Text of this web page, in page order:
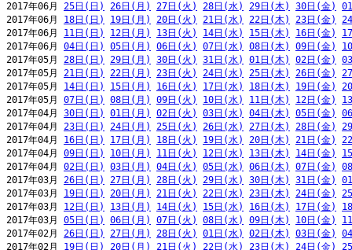
2017年06月 25日(日) 26日(月) 27日(火) 28日(水) 29日(木) 30日(金)
2017年06月 18日(日) 19日(月) 20日(火) 21日(水) 22日(木) 23日(金)
2017年06月 11日(日) 12日(月) 13日(火) 14日(水) 15日(木) 16日(金)
2017年06月 04日(日) 05日(月) 06日(火) 07日(水) 08日(木) 09日(金)
2017年05月 28日(日) 29日(月) 30日(火) 31日(水) 01日(木) 02日(金)
2017年05月 21日(日) 22日(月) 23日(火) 24日(水) 25日(木) 26日(金)
2017年05月 14日(日) 15日(月) 16日(火) 17日(水) 18日(木) 19日(金)
2017年05月 07日(日) 08日(月) 09日(火) 10日(水) 11日(木) 12日(金)
2017年04月 30日(日) 01日(月) 02日(火) 03日(水) 04日(木) 05日(金)
2017年04月 23日(日) 24日(月) 25日(火) 26日(水) 27日(木) 28日(金)
2017年04月 16日(日) 17日(月) 18日(火) 19日(水) 20日(木) 21日(金)
2017年04月 09日(日) 10日(月) 11日(火) 12日(水) 13日(木) 14日(金)
2017年04月 02日(日) 03日(月) 04日(火) 05日(水) 06日(木) 07日(金)
2017年03月 26日(日) 27日(月) 28日(火) 29日(水) 30日(木) 31日(金)
2017年03月 19日(日) 20日(月) 21日(火) 22日(水) 23日(木) 24日(金)
2017年03月 12日(日) 13日(月) 14日(火) 15日(水) 16日(木) 17日(金)
2017年03月 05日(日) 06日(月) 07日(火) 08日(水) 09日(木) 10日(金)
2017年02月 26日(日) 27日(月) 28日(火) 01日(水) 02日(木) 03日(金)
2017年02月 19日(日) 20日(月) 21日(火) 22日(水) 23日(木) 24日(金)